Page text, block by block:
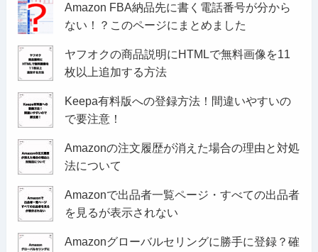
Amazon FBA納品先に書く電話番号が分から
ない！？このページにまとめました
ヤフオクの商品説明にHTMLで無料画像を11
枚以上追加する方法
Keepa有料版への登録方法！間違いやすいの
で要注意！
Amazonの注文履歴が消えた場合の理由と対処
法について
Amazonで出品者一覧ページ・すべての出品者
を見るが表示されない
Amazonグローバルセリングに勝手に登録？確